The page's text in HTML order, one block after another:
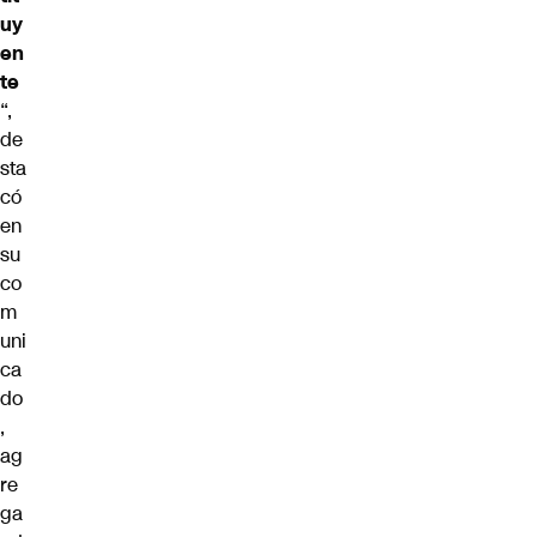
uy
en
te
“,
de
sta
có
en
su
co
m
uni
ca
do
,
ag
re
ga